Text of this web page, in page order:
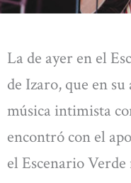
La de ayer en el
de Izaro, que en
música intimista
encontró con el
el Escenario